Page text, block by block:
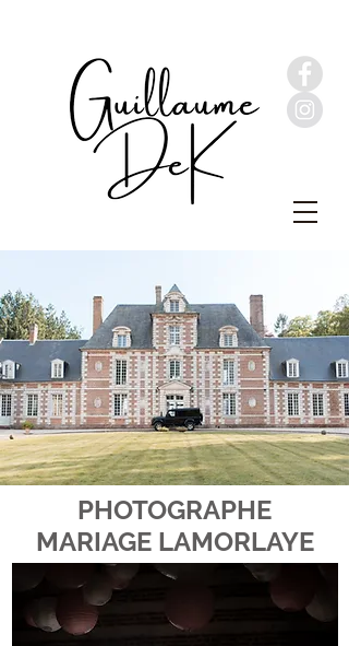
PHOTOGRAPHE
MARIAGE LAMORLAYE